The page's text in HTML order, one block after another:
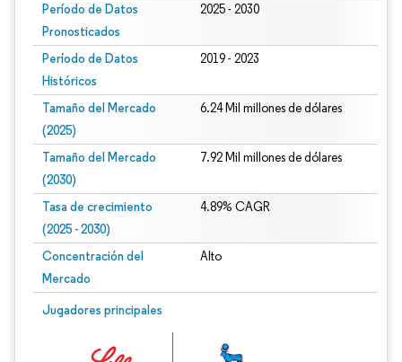
Período de Datos
Pronosticados
2025 - 2030
Período de Datos
Históricos
2019 - 2023
Tamaño del Mercado
(2025)
6.24 Mil millones de dólares
Tamaño del Mercado
(2030)
7.92 Mil millones de dólares
Tasa de crecimiento
(2025 - 2030)
4.89% CAGR
Concentración del
Mercado
Alto
Jugadores principales
Imagen © Mordor Intelligence. El uso requiere atribución según CC BY 4.0.